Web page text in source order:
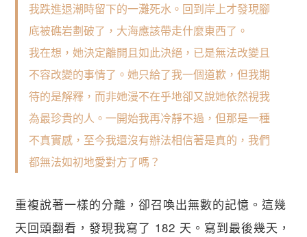
我跌進退潮時留下的一灘死水。回到岸上才發現腳
底被礁岩劃破了，大海應該帶走什麼東西了。
我在想，她決定離開且如此決絕，已是無法改變且
不容改變的事情了。她只給了我一個道歉，但我期
待的是解釋，而非她漫不在乎地卻又說她依然視我
為最珍貴的人。一開始我再冷靜不過，但那是一種
不真實感，至今我還沒有辦法相信著是真的，我們
都無法如初地愛對方了嗎？
重複說著一樣的分離，卻召喚出無數的記憶。這幾
天回頭翻看，發現我寫了 182 天。寫到最後幾天，